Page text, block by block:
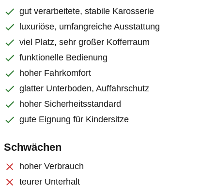
gut verarbeitete, stabile Karosserie
luxuriöse, umfangreiche Ausstattung
viel Platz, sehr großer Kofferraum
funktionelle Bedienung
hoher Fahrkomfort
glatter Unterboden, Auffahrschutz
hoher Sicherheitsstandard
gute Eignung für Kindersitze
Schwächen
hoher Verbrauch
teurer Unterhalt